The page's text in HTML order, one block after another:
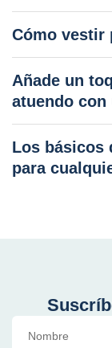
Cómo vestir
Añade un
atuendo con
Los básicos
para